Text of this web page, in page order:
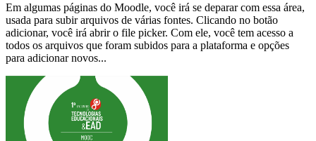
Em algumas páginas do Moodle, você irá se deparar com essa área,
usada para subir arquivos de várias fontes. Clicando no botão
adicionar, você irá abrir o file picker. Com ele, você tem acesso a
todos os arquivos que foram subidos para a plataforma e opções
para adicionar novos...